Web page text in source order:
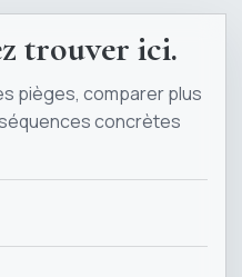
trouver ici.
pièges, comparer plus
concrètes